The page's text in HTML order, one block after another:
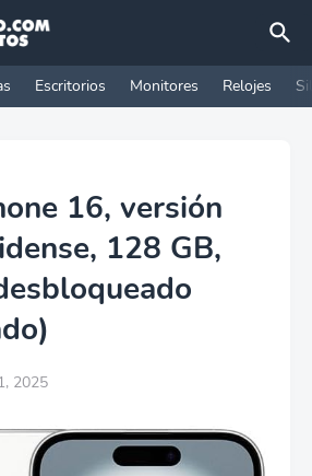
Escritorios Monitores Relojes
16, versión
128 GB,
2025